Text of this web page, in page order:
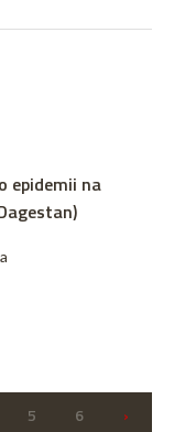
epidemii na
5 6
›